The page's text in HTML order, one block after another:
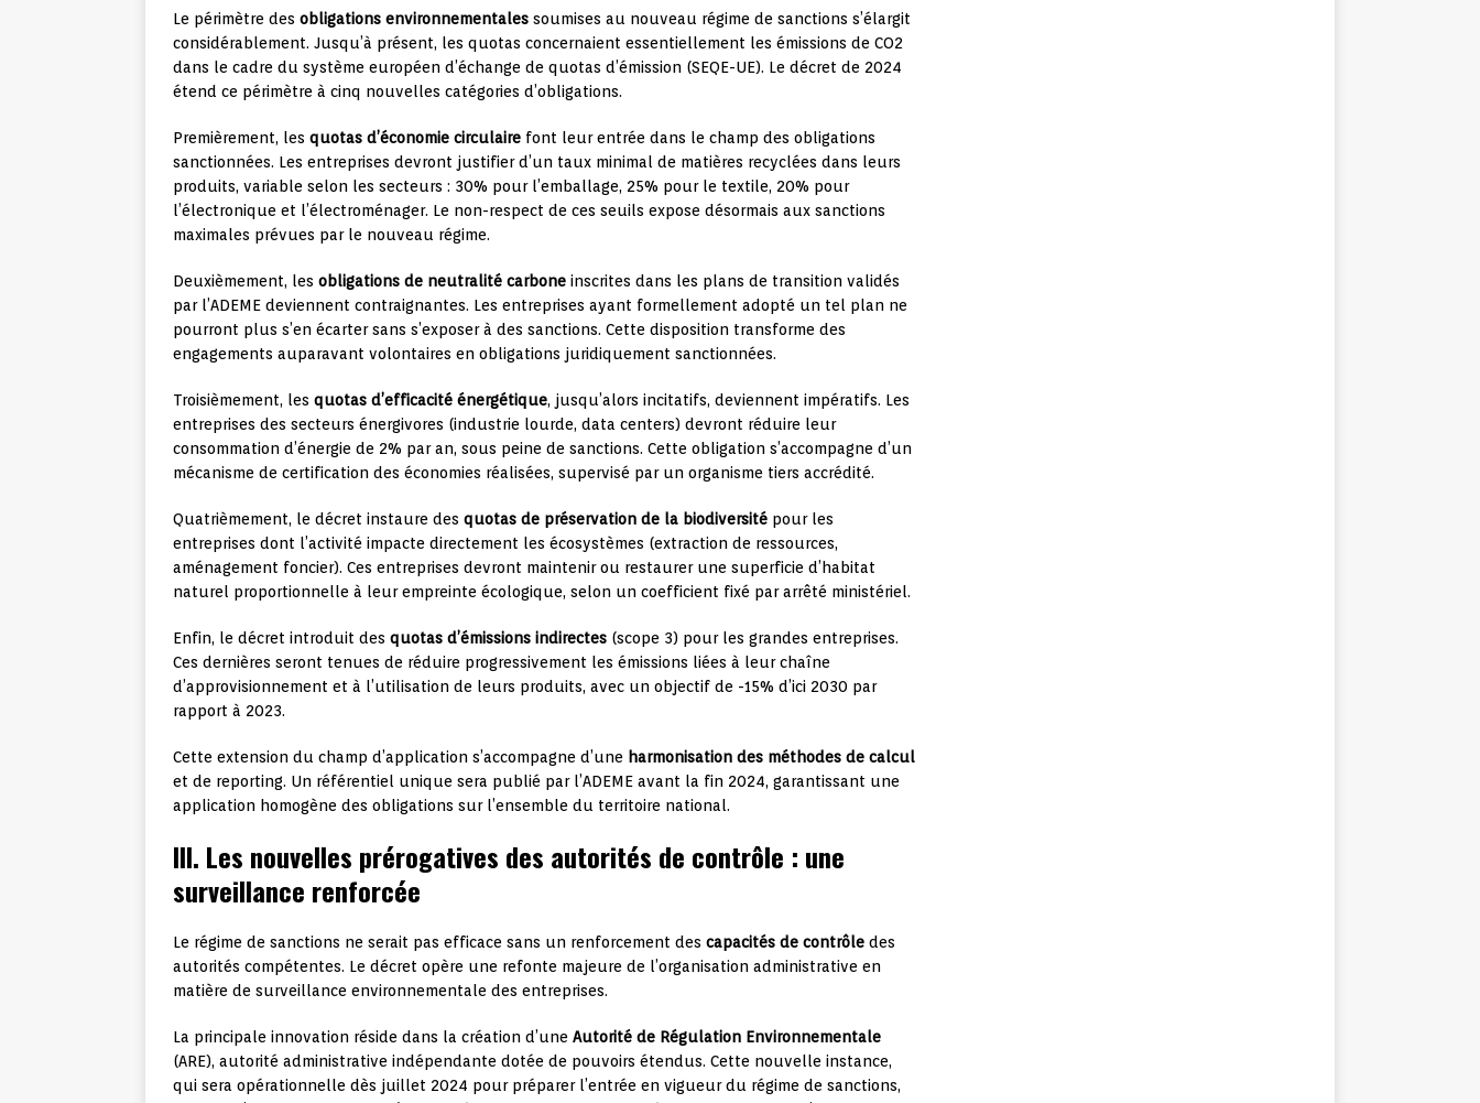
Le périmètre des obligations environnementales soumises au nouveau régime de sanctions s’élargit
considérablement. Jusqu’à présent, les quotas concernaient essentiellement les émissions de CO2
dans le cadre du système européen d’échange de quotas d’émission (SEQE-UE). Le décret de 2024
étend ce périmètre à cinq nouvelles catégories d’obligations.
Premièrement, les quotas d’économie circulaire font leur entrée dans le champ des obligations
sanctionnées. Les entreprises devront justifier d’un taux minimal de matières recyclées dans leurs
produits, variable selon les secteurs : 30% pour l’emballage, 25% pour le textile, 20% pour
l’électronique et l’électroménager. Le non-respect de ces seuils expose désormais aux sanctions
maximales prévues par le nouveau régime.
Deuxièmement, les obligations de neutralité carbone inscrites dans les plans de transition validés
par l’ADEME deviennent contraignantes. Les entreprises ayant formellement adopté un tel plan ne
pourront plus s’en écarter sans s’exposer à des sanctions. Cette disposition transforme des
engagements auparavant volontaires en obligations juridiquement sanctionnées.
Troisièmement, les quotas d’efficacité énergétique, jusqu’alors incitatifs, deviennent impératifs. Les
entreprises des secteurs énergivores (industrie lourde, data centers) devront réduire leur
consommation d’énergie de 2% par an, sous peine de sanctions. Cette obligation s’accompagne d’un
mécanisme de certification des économies réalisées, supervisé par un organisme tiers accrédité.
Quatrièmement, le décret instaure des quotas de préservation de la biodiversité pour les
entreprises dont l’activité impacte directement les écosystèmes (extraction de ressources,
aménagement foncier). Ces entreprises devront maintenir ou restaurer une superficie d’habitat
naturel proportionnelle à leur empreinte écologique, selon un coefficient fixé par arrêté ministériel.
Enfin, le décret introduit des quotas d’émissions indirectes (scope 3) pour les grandes entreprises.
Ces dernières seront tenues de réduire progressivement les émissions liées à leur chaîne
d’approvisionnement et à l’utilisation de leurs produits, avec un objectif de -15% d’ici 2030 par
rapport à 2023.
Cette extension du champ d’application s’accompagne d’une harmonisation des méthodes de calcul
et de reporting. Un référentiel unique sera publié par l’ADEME avant la fin 2024, garantissant une
application homogène des obligations sur l’ensemble du territoire national.
III. Les nouvelles prérogatives des autorités de contrôle : une
surveillance renforcée
Le régime de sanctions ne serait pas efficace sans un renforcement des capacités de contrôle des
autorités compétentes. Le décret opère une refonte majeure de l’organisation administrative en
matière de surveillance environnementale des entreprises.
La principale innovation réside dans la création d’une Autorité de Régulation Environnementale
(ARE), autorité administrative indépendante dotée de pouvoirs étendus. Cette nouvelle instance,
qui sera opérationnelle dès juillet 2024 pour préparer l’entrée en vigueur du régime de sanctions,